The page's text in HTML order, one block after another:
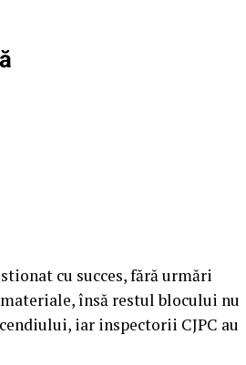
cu succes, fără urmări
însă restul blocului nu
iar inspectorii CJPC au